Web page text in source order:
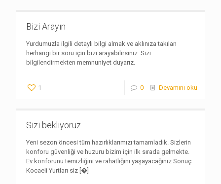
Bizi Arayın
Yurdumuzla ilgili detaylı bilgi almak ve aklınıza takılan
herhangi bir soru için bizi arayabilirsiniz. Sizi
bilgilendirmekten memnuniyet duyarız.
1 0 Devamını oku
Sizi bekliyoruz
Yeni sezon öncesi tüm hazırlıklarımızı tamamladık. Sizlerin
konforu güvenliği ve huzuru bizim için ilk sırada gelmekte.
Ev konforunu temizliğini ve rahatlığını yaşayacağınız Sonuç
Kocaeli Yurtları siz [�]